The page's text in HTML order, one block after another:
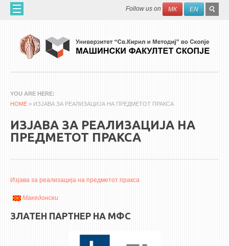
Skip to main content Search
Follow us on МК EN
ABOUT US
60 YEARS MF
ORGANIZATION
SCIENTIFIC ACTIVITIES
APPLIED ACTIVITES
PROFESSORS
YOU ARE HERE
HOME » ИЗЈАВА ЗА РЕАЛИЗАЦИЈА НА ПРЕДМЕТОТ ПРАКСА
ИЗЈАВА ЗА РЕАЛИЗАЦИЈА НА
ПРЕДМЕТОТ ПРАКСА
Изјава за реализација на предметот пракса
Македонски
ЗЛАТЕН ПАРТНЕР НА МФС